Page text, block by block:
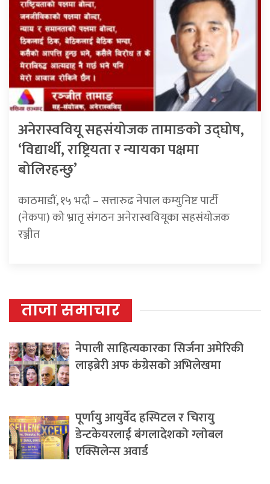
अनेरास्ववियू सहसंयोजक तामाङको उद्‍घोष,
‘विद्यार्थी, राष्ट्रियता र न्यायका पक्षमा
बोलिरहन्छु’
काठमाडौं, १५ भदौ – सत्तारुढ नेपाल कम्युनिष्ट पार्टी
(नेकपा) को भ्रातृ संगठन अनेरास्ववियूका सहसंयोजक
रञ्जीत
ताजा समाचार
नेपाली साहित्यकारका सिर्जना अमेरिकी
लाइब्रेरी अफ कंग्रेसको अभिलेखमा
पूर्णायु आयुर्वेद हस्पिटल र चिरायु
डेन्टकेयरलाई बंगलादेशको ग्लोबल
एक्सिलेन्स अवार्ड